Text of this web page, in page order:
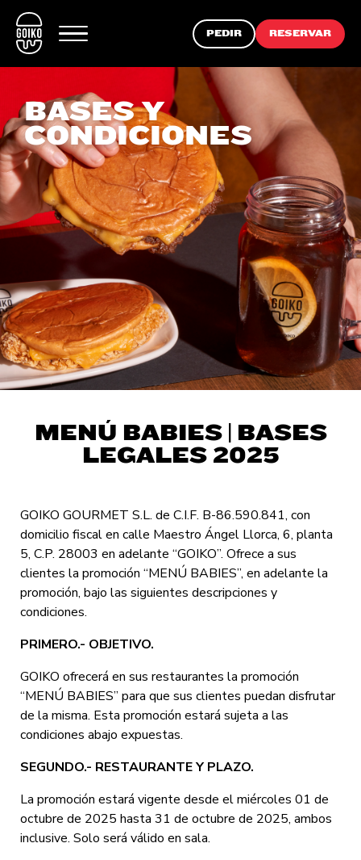
PEDIR RESERVAR
BASES Y
CONDICIONES
MENÚ BABIES | BASES
LEGALES 2025
GOIKO GOURMET S.L. de C.I.F. B-86.590.841, con
domicilio fiscal en calle Maestro Ángel Llorca, 6, planta
5, C.P. 28003 en adelante “GOIKO”. Ofrece a sus
clientes la promoción “MENÚ BABIES”, en adelante la
promoción, bajo las siguientes descripciones y
condiciones.
PRIMERO.- OBJETIVO.
GOIKO ofrecerá en sus restaurantes la promoción
“MENÚ BABIES” para que sus clientes puedan disfrutar
de la misma. Esta promoción estará sujeta a las
condiciones abajo expuestas.
SEGUNDO.- RESTAURANTE Y PLAZO.
La promoción estará vigente desde el miércoles 01 de
octubre de 2025 hasta 31 de octubre de 2025, ambos
inclusive. Solo será válido en sala.